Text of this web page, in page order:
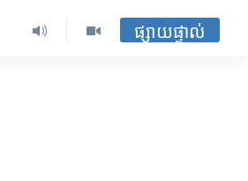
ផ្សាយផ្ទាល់